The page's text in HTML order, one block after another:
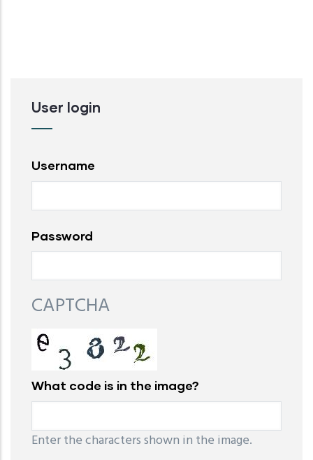
User login
Username
Password
CAPTCHA
What code is in the image?
Enter the characters shown in the image.